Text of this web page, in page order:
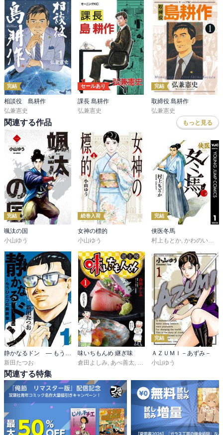
完結
相談役 島耕作
弘兼憲史
セールあり
課長 島耕作
弘兼憲史
完結
取締役 島耕作
弘兼憲史
関連する作品 もっと見る
完結
颯汰の国
小山ゆう
続巻入荷
女神の標的
小山ゆう
完結
侠医冬馬
村上もとか, かわのいちろう
新田たつお
味いちもんめ 継ぎ味
倉田よしみ あべ善太 久部緑郎
完結
ＡＺＵＭＩ－あずみ－
小山ゆう
関連する特集